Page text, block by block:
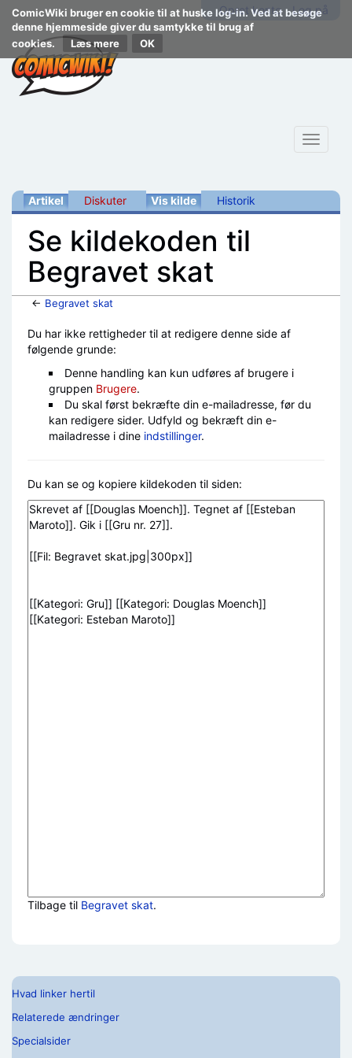
ComicWiki bruger en cookie til at huske log-in. Ved at besøge
denne hjemmeside giver du samtykke til brug af
cookies.
Læs mere
Opret konto Log på
Toggle
Artikel Diskuter Vis kilde Historik
Se kildekoden til
Begravet skat
← Begravet skat
Du har ikke rettigheder til at redigere denne side af
følgende grunde:
Denne handling kan kun udføres af brugere i
gruppen Brugere.
Du skal først bekræfte din e-mailadresse, før du
kan redigere sider. Udfyld og bekræft din e-
mailadresse i dine indstillinger.
Du kan se og kopiere kildekoden til siden:
Tilbage til Begravet skat.
Hvad linker hertil
Relaterede ændringer
Specialsider